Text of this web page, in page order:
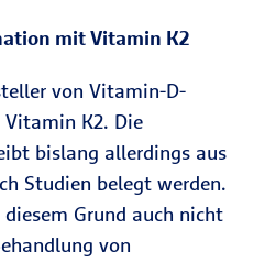
mit Vitamin K2
von Vitamin-D-
K2. Die
bislang allerdings aus
Studien belegt werden.
Grund auch nicht
von